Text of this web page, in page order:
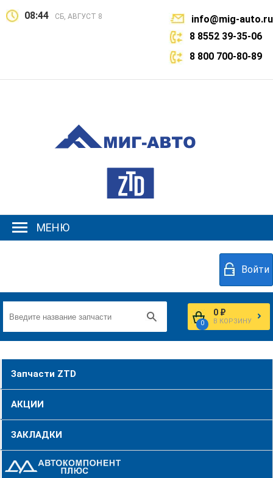
08:44 СБ, АВГУСТ 8
info@mig-auto.ru
8 8552 39-35-06
8 800 700-80-89
МЕНЮ
Войти
0
0 ₽
В КОРЗИНУ
Запчасти ZTD
АКЦИИ
ЗАКЛАДКИ